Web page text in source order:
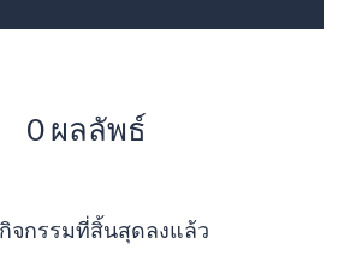
0 ผลลัพธ์
จกรรมที่สิ้นสุดลงแล้ว